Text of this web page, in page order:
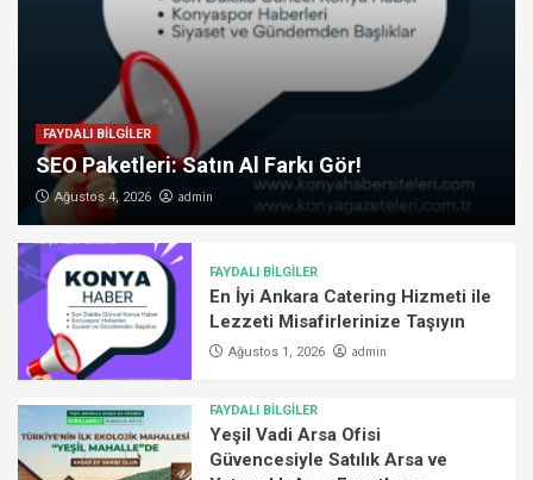
FAYDALI BİLGİLER
SEO Paketleri: Satın Al Farkı Gör!
Ağustos 4, 2026 admin
FAYDALI BİLGİLER
En İyi Ankara Catering Hizmeti ile
Lezzeti Misafirlerinize Taşıyın
Ağustos 1, 2026 admin
FAYDALI BİLGİLER
Yeşil Vadi Arsa Ofisi
Güvencesiyle Satılık Arsa ve